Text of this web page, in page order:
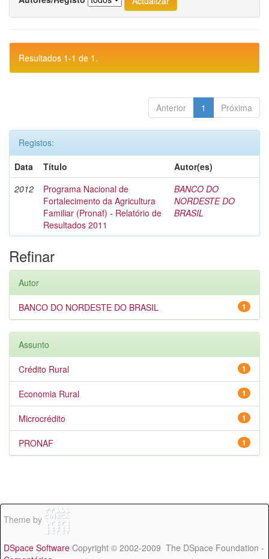
Resultados 1-1 de 1.
Anterior 1 Próxima
Registos:
Data
Título
Autor(es)
2012
Programa Nacional de
Fortalecimento da Agricultura
Familiar (Pronaf) - Relatório de
Resultados 2011
BANCO DO
NORDESTE DO
BRASIL
Refinar
Autor
1
BANCO DO NORDESTE DO BRASIL
Assunto
1
Crédito Rural
1
Economia Rural
1
Microcrédito
1
PRONAF
Theme by
DSpace Software Copyright © 2002-2009 The DSpace Foundation -